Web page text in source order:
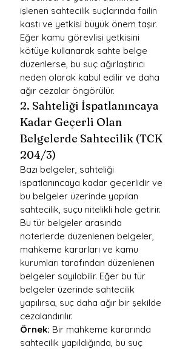
işlenen sahtecilik suçlarında failin
kastı ve yetkisi büyük önem taşır.
Eğer kamu görevlisi yetkisini
kötüye kullanarak sahte belge
düzenlerse, bu suç ağırlaştırıcı
neden olarak kabul edilir ve daha
ağır cezalar öngörülür.
2. Sahteliği İspatlanıncaya
Kadar Geçerli Olan
Belgelerde Sahtecilik (TCK
204/3)
Bazı belgeler, sahteliği
ispatlanıncaya kadar geçerlidir ve
bu belgeler üzerinde yapılan
sahtecilik, suçu nitelikli hale getirir.
Bu tür belgeler arasında
noterlerde düzenlenen belgeler,
mahkeme kararları ve kamu
kurumları tarafından düzenlenen
belgeler sayılabilir. Eğer bu tür
belgeler üzerinde sahtecilik
yapılırsa, suç daha ağır bir şekilde
cezalandırılır.
Örnek: Bir mahkeme kararında
sahtecilik yapıldığında, bu suç